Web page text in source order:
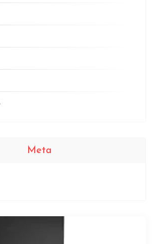
Meta